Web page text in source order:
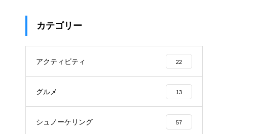
カテゴリー
アクティビティ 22
グルメ 13
シュノーケリング 57